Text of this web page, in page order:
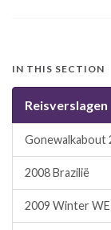
IN THIS SECTION
Reisverslagen
Gonewalkabout
2008 Brazilië
2009 Winter